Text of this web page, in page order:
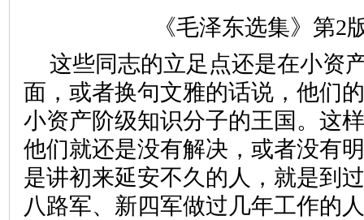
《毛泽东选集》第2
这些同志的立足点还是在小资
面，或者换句文雅的话说，他们
小资产阶级知识分子的王国。这
他们就还是没有解决，或者没有
是讲初来延安不久的人，就是到
八路军、新四军做过几年工作的